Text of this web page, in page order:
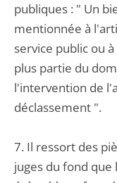
publiques : " Un
mentionnée à
service public ou
plus partie du
l'intervention de
déclassement ".
7. Il ressort des
juges du fond que